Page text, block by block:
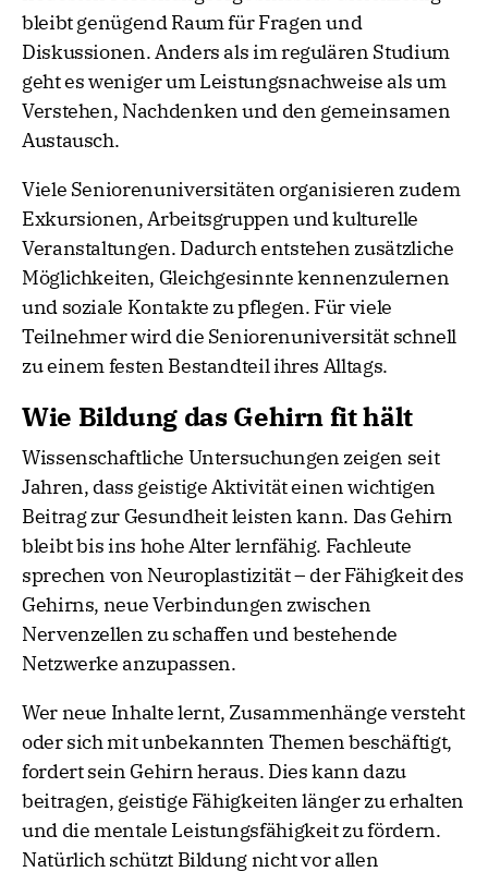
bleibt genügend Raum für Fragen und
Diskussionen. Anders als im regulären Studium
geht es weniger um Leistungsnachweise als um
Verstehen, Nachdenken und den gemeinsamen
Austausch.
Viele Seniorenuniversitäten organisieren zudem
Exkursionen, Arbeitsgruppen und kulturelle
Veranstaltungen. Dadurch entstehen zusätzliche
Möglichkeiten, Gleichgesinnte kennenzulernen
und soziale Kontakte zu pflegen. Für viele
Teilnehmer wird die Seniorenuniversität schnell
zu einem festen Bestandteil ihres Alltags.
Wie Bildung das Gehirn fit hält
Wissenschaftliche Untersuchungen zeigen seit
Jahren, dass geistige Aktivität einen wichtigen
Beitrag zur Gesundheit leisten kann. Das Gehirn
bleibt bis ins hohe Alter lernfähig. Fachleute
sprechen von Neuroplastizität – der Fähigkeit des
Gehirns, neue Verbindungen zwischen
Nervenzellen zu schaffen und bestehende
Netzwerke anzupassen.
Wer neue Inhalte lernt, Zusammenhänge versteht
oder sich mit unbekannten Themen beschäftigt,
fordert sein Gehirn heraus. Dies kann dazu
beitragen, geistige Fähigkeiten länger zu erhalten
und die mentale Leistungsfähigkeit zu fördern.
Natürlich schützt Bildung nicht vor allen